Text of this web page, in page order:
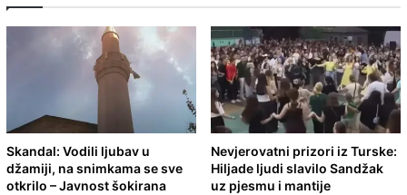
Skandal: Vodili ljubav u
džamiji, na snimkama se sve
otkrilo – Javnost šokirana
Nevjerovatni prizori iz Turske:
Hiljade ljudi slavilo Sandžak
uz pjesmu i mantije